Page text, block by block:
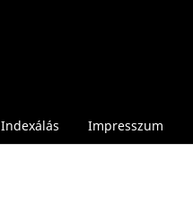
Indexálás Impresszum